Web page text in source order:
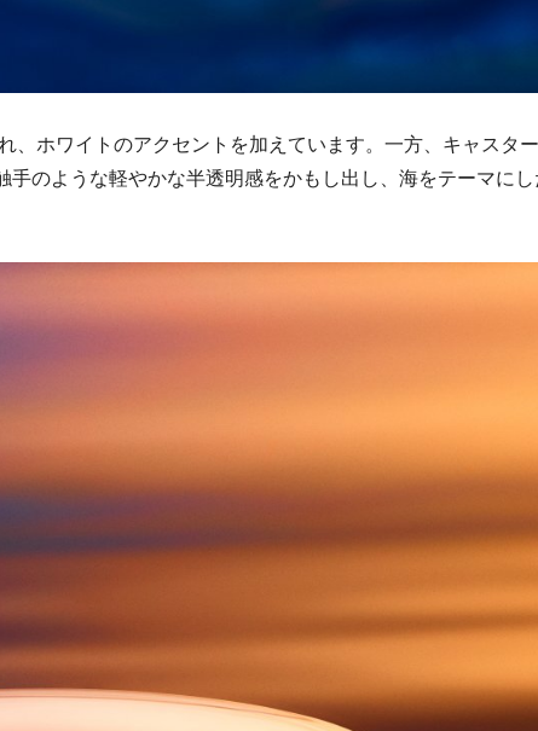
ホワイトのアクセントを加えています。一方、キャスター
のような軽やかな半透明感をかもし出し、海をテーマに